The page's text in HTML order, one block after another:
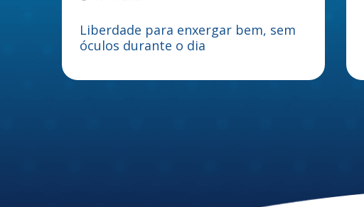
Liberdade para enxergar bem, sem
óculos durante o dia